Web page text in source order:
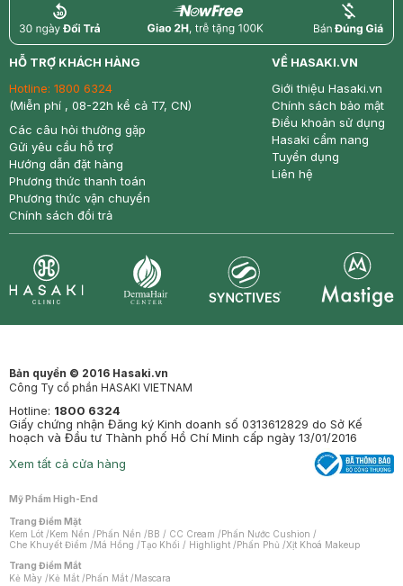
return nowfree price
HỖ TRỢ KHÁCH HÀNG
Hotline: 1800 6324
(Miễn phí , 08-22h kể cả T7, CN)
Các câu hỏi thường gặp
Gửi yêu cầu hỗ trợ
Hướng dẫn đặt hàng
Phương thức thanh toán
Phương thức vận chuyển
Chính sách đổi trả
VỀ HASAKI.VN
Giới thiệu Hasaki.vn
Chính sách bảo mật
Điều khoản sử dụng
Hasaki cẩm nang
Tuyển dụng
Liên hệ
Bản quyền © 2016 Hasaki.vn
Công Ty cổ phần HASAKI VIETNAM
Hotline: 1800 6324
Giấy chứng nhận Đăng ký Kinh doanh số 0313612829 do Sở Kế
hoạch và Đầu tư Thành phố Hồ Chí Minh cấp ngày 13/01/2016
Xem tất cả cửa hàng
Mỹ Phẩm High-End
Trang Điểm Mặt
Kem Lót /Kem Nền /Phấn Nền /BB / CC Cream /Phấn Nước Cushion /
Che Khuyết Điểm /Má Hồng /Tạo Khối / Highlight /Phấn Phủ /Xịt Khoá Makeup
Trang Điểm Mắt
Kẻ Mày /Kẻ Mắt /Phấn Mắt /Mascara